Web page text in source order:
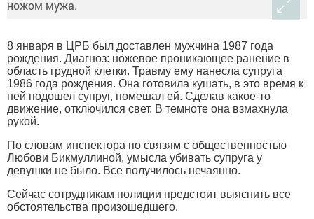
8 января в ЦРБ был доставлен мужчина 1987 года
рождения. Диагноз: ножевое проникающее ранение в
область грудной клетки. Травму ему нанесла супруга
1986 года рождения. Она готовила кушать, в это время к
ней подошел супруг, помешал ей. Сделав какое-то
движение, отключился свет. В темноте она взмахнула
рукой.
По словам инспектора по связям с общественностью
Любови Бикмуллиной, умысла убивать супруга у
девушки не было. Все получилось нечаянно.
Сейчас сотрудникам полиции предстоит выяснить все
обстоятельства произошедшего.